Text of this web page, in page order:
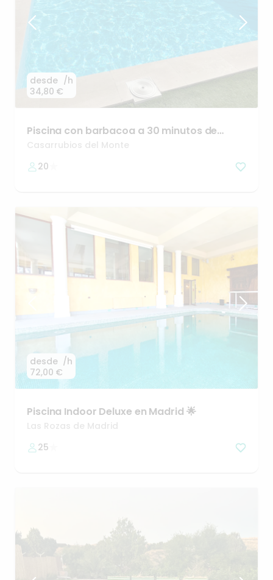
desde
34,80 €
/h
Piscina con barbacoa a 30 minutos de
Madrid
Casarrubios del Monte
20
desde
72,00 €
/h
Piscina Indoor Deluxe en Madrid 🌟
Las Rozas de Madrid
25